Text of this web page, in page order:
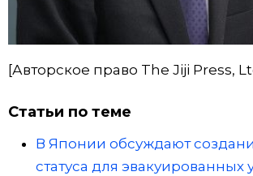
[Авторское право The Jiji Press,
Статьи по теме
В Японии обсуждают
статуса для эвакуированных